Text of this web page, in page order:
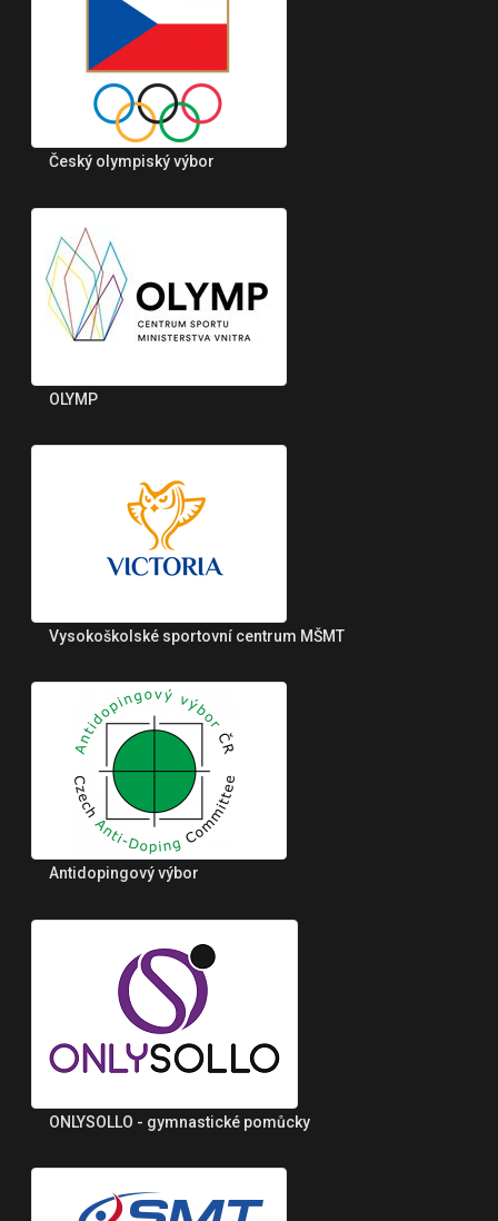
Český olympiský výbor
OLYMP
Vysokoškolské sportovní centrum MŠMT
Antidopingový výbor
ONLYSOLLO - gymnastické pomůcky